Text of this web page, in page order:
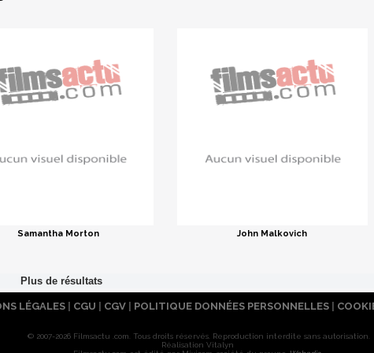
Samantha Morton John Malkovich
LÉGALES | CGU | CGV | POLITIQUE DONNÉES PERSONNELLES |
© 2007-2026 Filmsactu .com. Tous droits réservés. Reproduction interdite sans autorisation.
Réalisation Vitalyn